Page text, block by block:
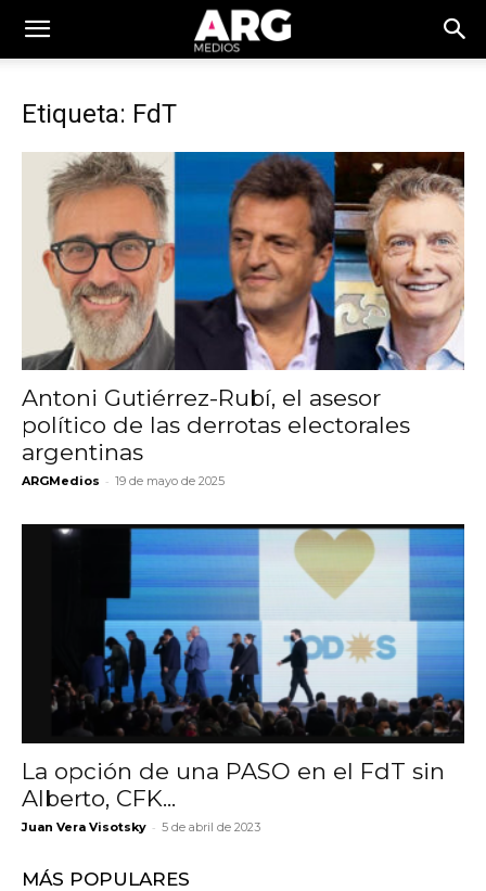
Etiqueta: FdT
Antoni Gutiérrez-Rubí, el asesor
político de las derrotas electorales
argentinas
ARGMedios - 19 de mayo de 2025
La opción de una PASO en el FdT sin
Alberto, CFK...
Juan Vera Visotsky - 5 de abril de 2023
MÁS POPULARES